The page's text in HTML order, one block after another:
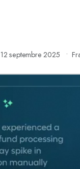
12 septembre 2025